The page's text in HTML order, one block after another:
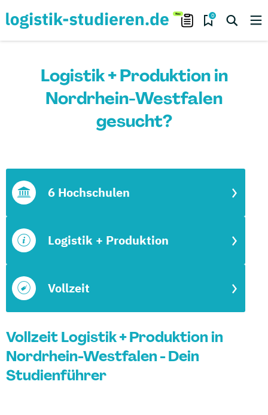
0
Logistik + Produktion in
Nordrhein-Westfalen
gesucht?
Vollzeit
Logistik + Produktion
6 Hochschulen
Vollzeit Logistik + Produktion in
Nordrhein-Westfalen - Dein
Studienführer